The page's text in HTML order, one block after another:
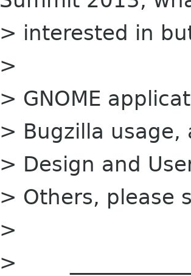
> interested in
>
> GNOME
> Bugzilla
> Design and
> Others, please
>
>